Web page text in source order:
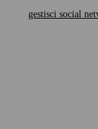
gestisci social